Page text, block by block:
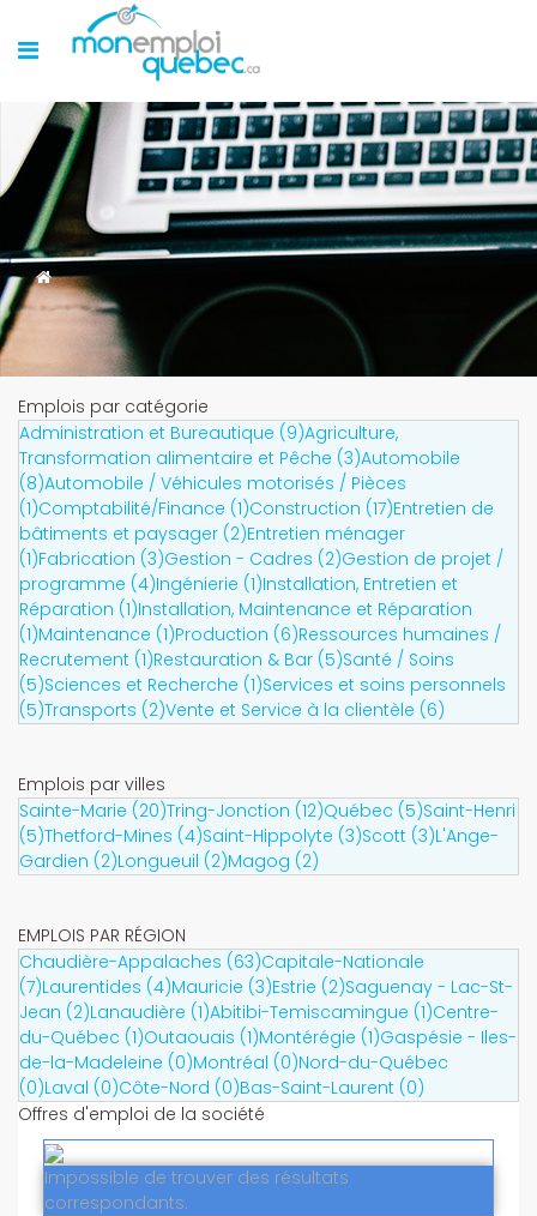
Emplois par catégorie
Administration et Bureautique (9)Agriculture,
Transformation alimentaire et Pêche (3)Automobile
(8)Automobile / Véhicules motorisés / Pièces
(1)Comptabilité/Finance (1)Construction (17)Entretien de
bâtiments et paysager (2)Entretien ménager
(1)Fabrication (3)Gestion - Cadres (2)Gestion de projet /
programme (4)Ingénierie (1)Installation, Entretien et
Réparation (1)Installation, Maintenance et Réparation
(1)Maintenance (1)Production (6)Ressources humaines /
Recrutement (1)Restauration & Bar (5)Santé / Soins
(5)Sciences et Recherche (1)Services et soins personnels
(5)Transports (2)Vente et Service à la clientèle (6)
Emplois par villes
Sainte-Marie (20)Tring-Jonction (12)Québec (5)Saint-Henri
(5)Thetford-Mines (4)Saint-Hippolyte (3)Scott (3)L'Ange-
Gardien (2)Longueuil (2)Magog (2)
EMPLOIS PAR RÉGION
Chaudière-Appalaches (63)Capitale-Nationale
(7)Laurentides (4)Mauricie (3)Estrie (2)Saguenay - Lac-St-
Jean (2)Lanaudière (1)Abitibi-Temiscamingue (1)Centre-
du-Québec (1)Outaouais (1)Montérégie (1)Gaspésie - Iles-
de-la-Madeleine (0)Montréal (0)Nord-du-Québec
(0)Laval (0)Côte-Nord (0)Bas-Saint-Laurent (0)
Offres d'emploi de la société
Impossible de trouver des résultats
correspondants.